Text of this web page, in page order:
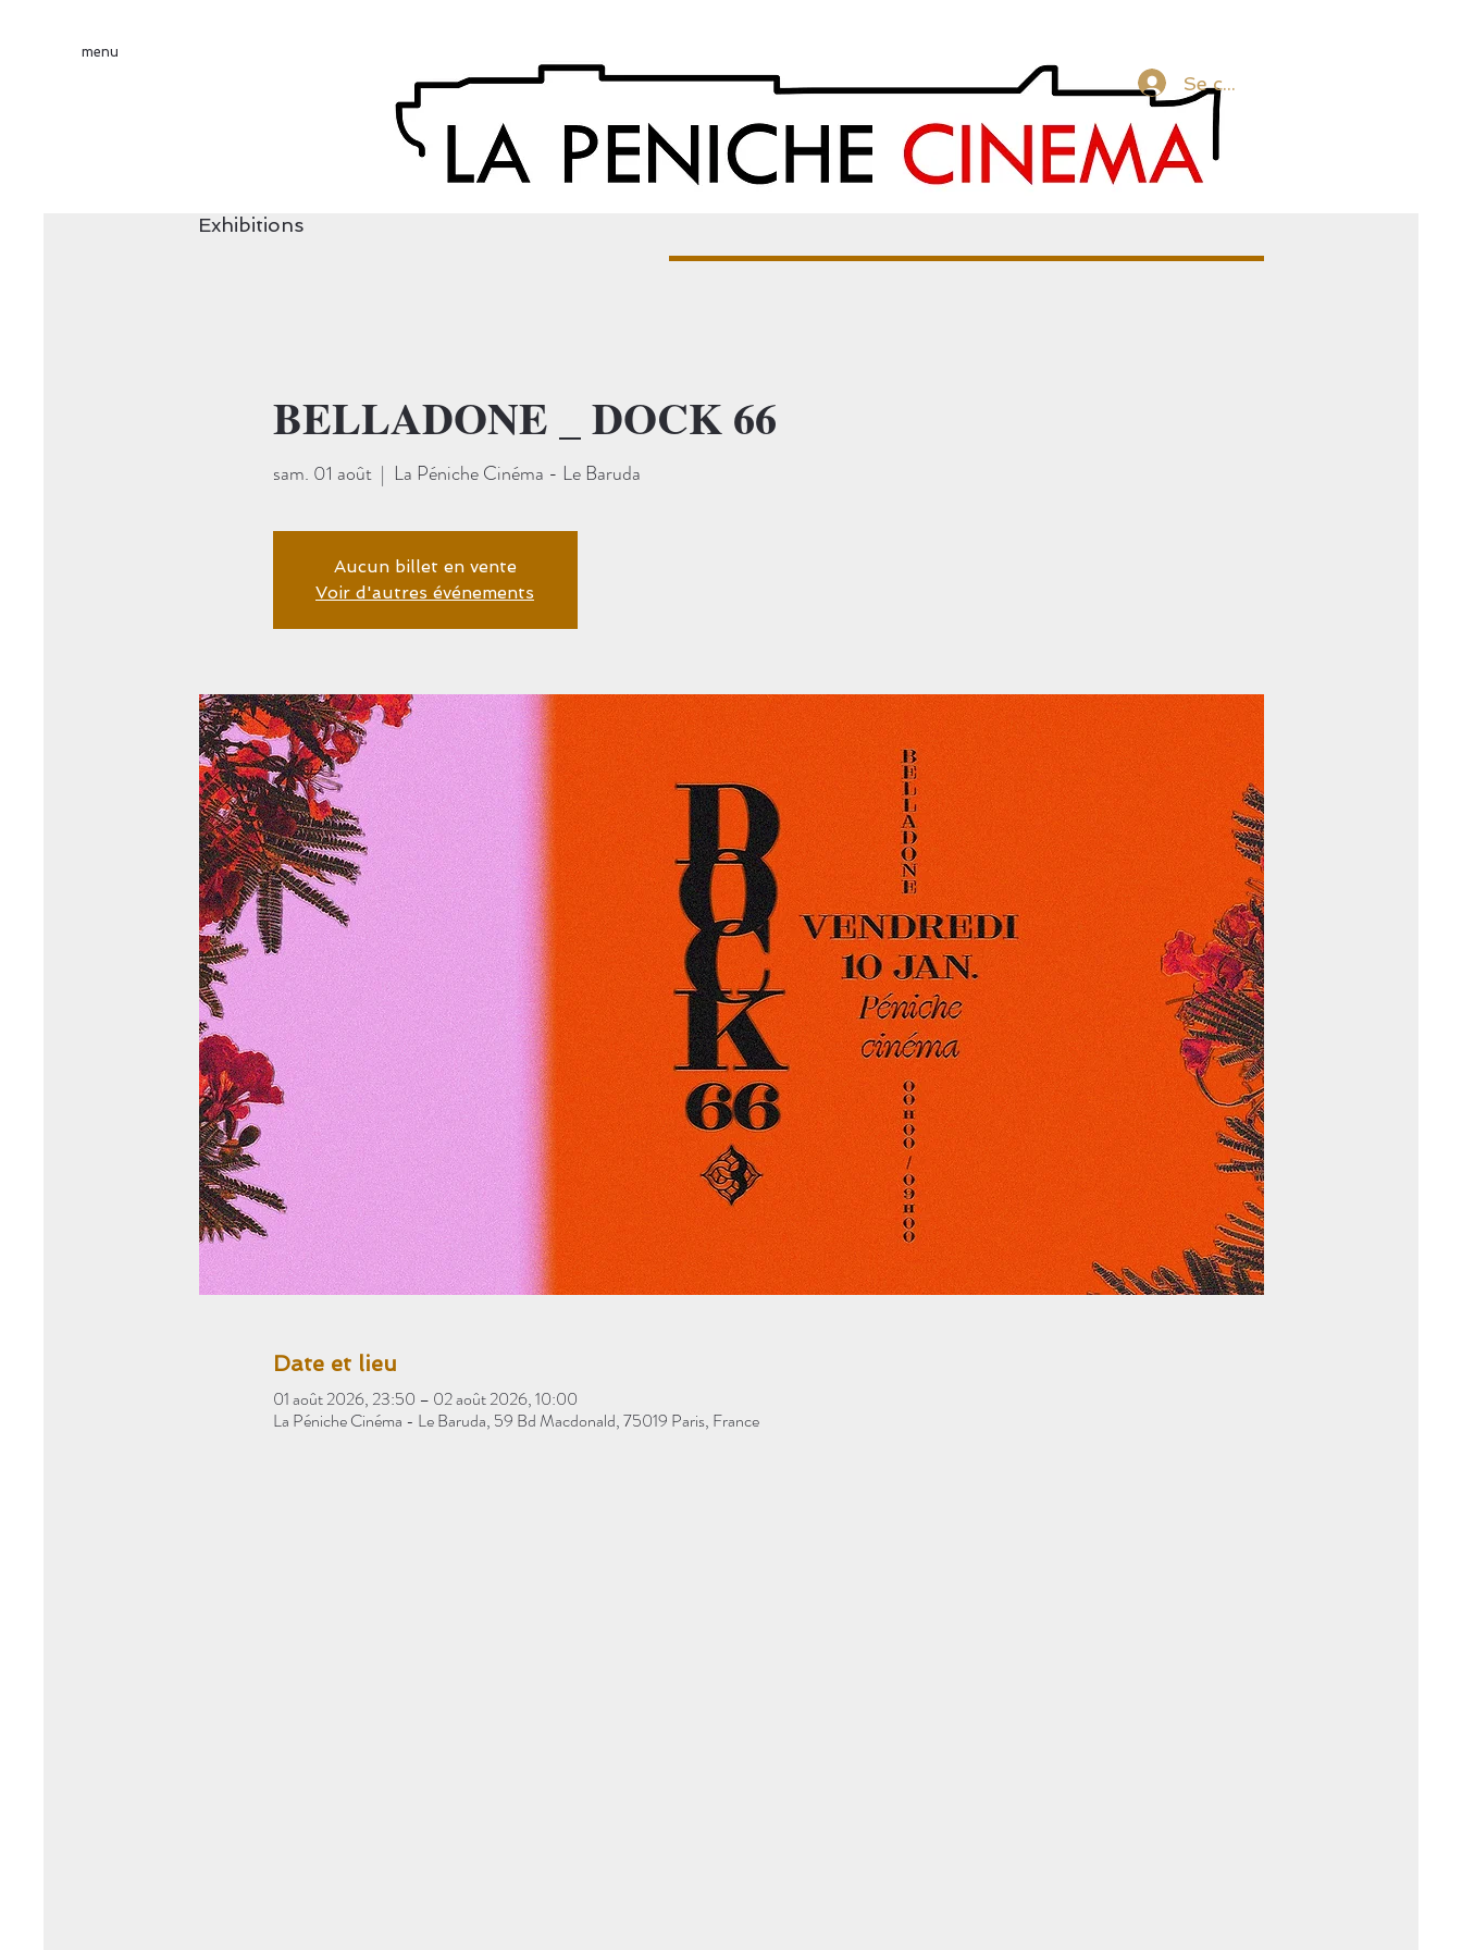
menu
Se connecter
Exhibitions
BELLADONE _ DOCK 66
sam. 01 août
  |
La Péniche Cinéma - Le Baruda
Aucun billet en vente
Voir d'autres événements
Date et lieu
01 août 2026, 23:50 – 02 août 2026, 10:00
La Péniche Cinéma - Le Baruda, 59 Bd Macdonald, 75019 Paris, France